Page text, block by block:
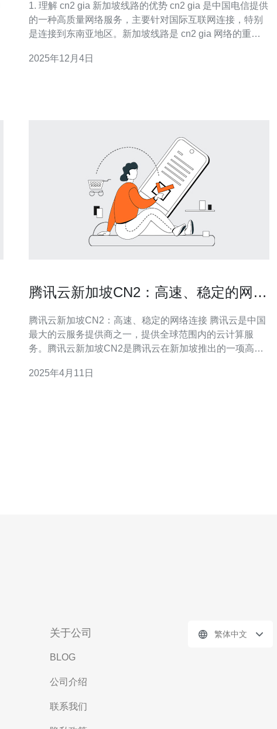
1. 理解 cn2 gia 新加坡线路的优势 cn2 gia 是中国电信提供
的一种高质量网络服务，主要针对国际互联网连接，特别
是连接到东南亚地区。新加坡线路是 cn2 gia 网络的重要
效利用。了解这些优势后，您可以更好地利用它们来优化
2025年12月4日
腾讯云新加坡CN2：高速、稳定的网络
腾讯云新加坡CN2：高速、稳定的网络连接 腾讯云是中国
最大的云服务提供商之一，提供全球范围内的云计算服
务。腾讯云新加坡CN2是腾讯云在新加坡推出的一项高
速、更可靠的云计算体验。 腾讯云新加坡CN2采用了CN2
2025年4月11日
关于公司
BLOG
公司介绍
联系我们
繁体中文